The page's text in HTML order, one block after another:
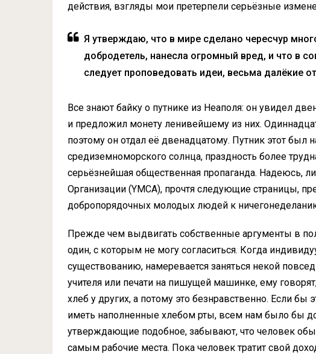
действия, взгляды мои претерпели серьёзные
Я утверждаю, что в мире сделано чересчур
добродетель, нанесла огромный вред, и что в
следует проповедовать идеи, весьма далёкие
Все знают байку о путнике из Неаполя: он увидел
и предложил монету ленивейшему из них.
поэтому он отдал её двенадцатому. Путник этот был
средиземноморского солнца, праздность более
серьёзнейшая общественная пропаганда. Надеюсь,
Организации (YMCA), прочтя следующие страницы,
добропорядочных молодых людей к
Прежде чем выдвигать собственные аргументы в
один, с которым не могу согласиться. Когда
существованию, намеревается заняться некой
учителя или печати на пишущей машинке, ему
хлеб у других, а потому это безнравственно. Если бы
иметь наполненные хлебом рты, всем нам было бы
утверждающие подобное, забывают, что человек
самым рабочие места. Пока человек тратит свой